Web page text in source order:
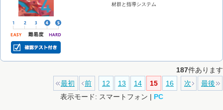
材群と指導システム
187件あります
最初
前 12 13 14 15 16 次
最後
表示モード: スマートフォン | PC